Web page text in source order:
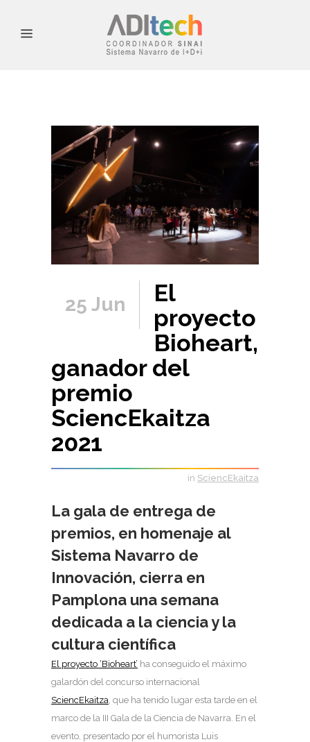
25 Jun
El
proyecto
Bioheart,
ganador del
premio
SciencEkaitza
2021
in SciencEkaitza
La gala de entrega de
premios, en homenaje al
Sistema Navarro de
Innovación, cierra en
Pamplona una semana
dedicada a la ciencia y la
cultura científica
El proyecto ‘Bioheart’ ha conseguido el máximo
galardón del concurso internacional
SciencEkaitza , que ha tenido lugar esta tarde en el
marco de la III Gala de la Ciencia de Navarra. En el
evento, presentado por el humorista Luis